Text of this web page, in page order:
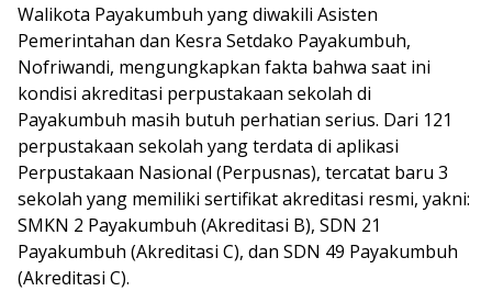
Walikota Payakumbuh yang diwakili Asisten
Pemerintahan dan Kesra Setdako Payakumbuh,
Nofriwandi, mengungkapkan fakta bahwa saat ini
kondisi akreditasi perpustakaan sekolah di
Payakumbuh masih butuh perhatian serius. Dari 121
perpustakaan sekolah yang terdata di aplikasi
Perpustakaan Nasional (Perpusnas), tercatat baru 3
sekolah yang memiliki sertifikat akreditasi resmi, yakni:
SMKN 2 Payakumbuh (Akreditasi B), SDN 21
Payakumbuh (Akreditasi C), dan SDN 49 Payakumbuh
(Akreditasi C).